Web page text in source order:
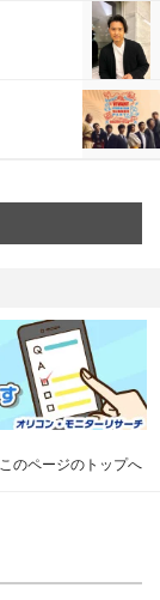
このページのトップへ